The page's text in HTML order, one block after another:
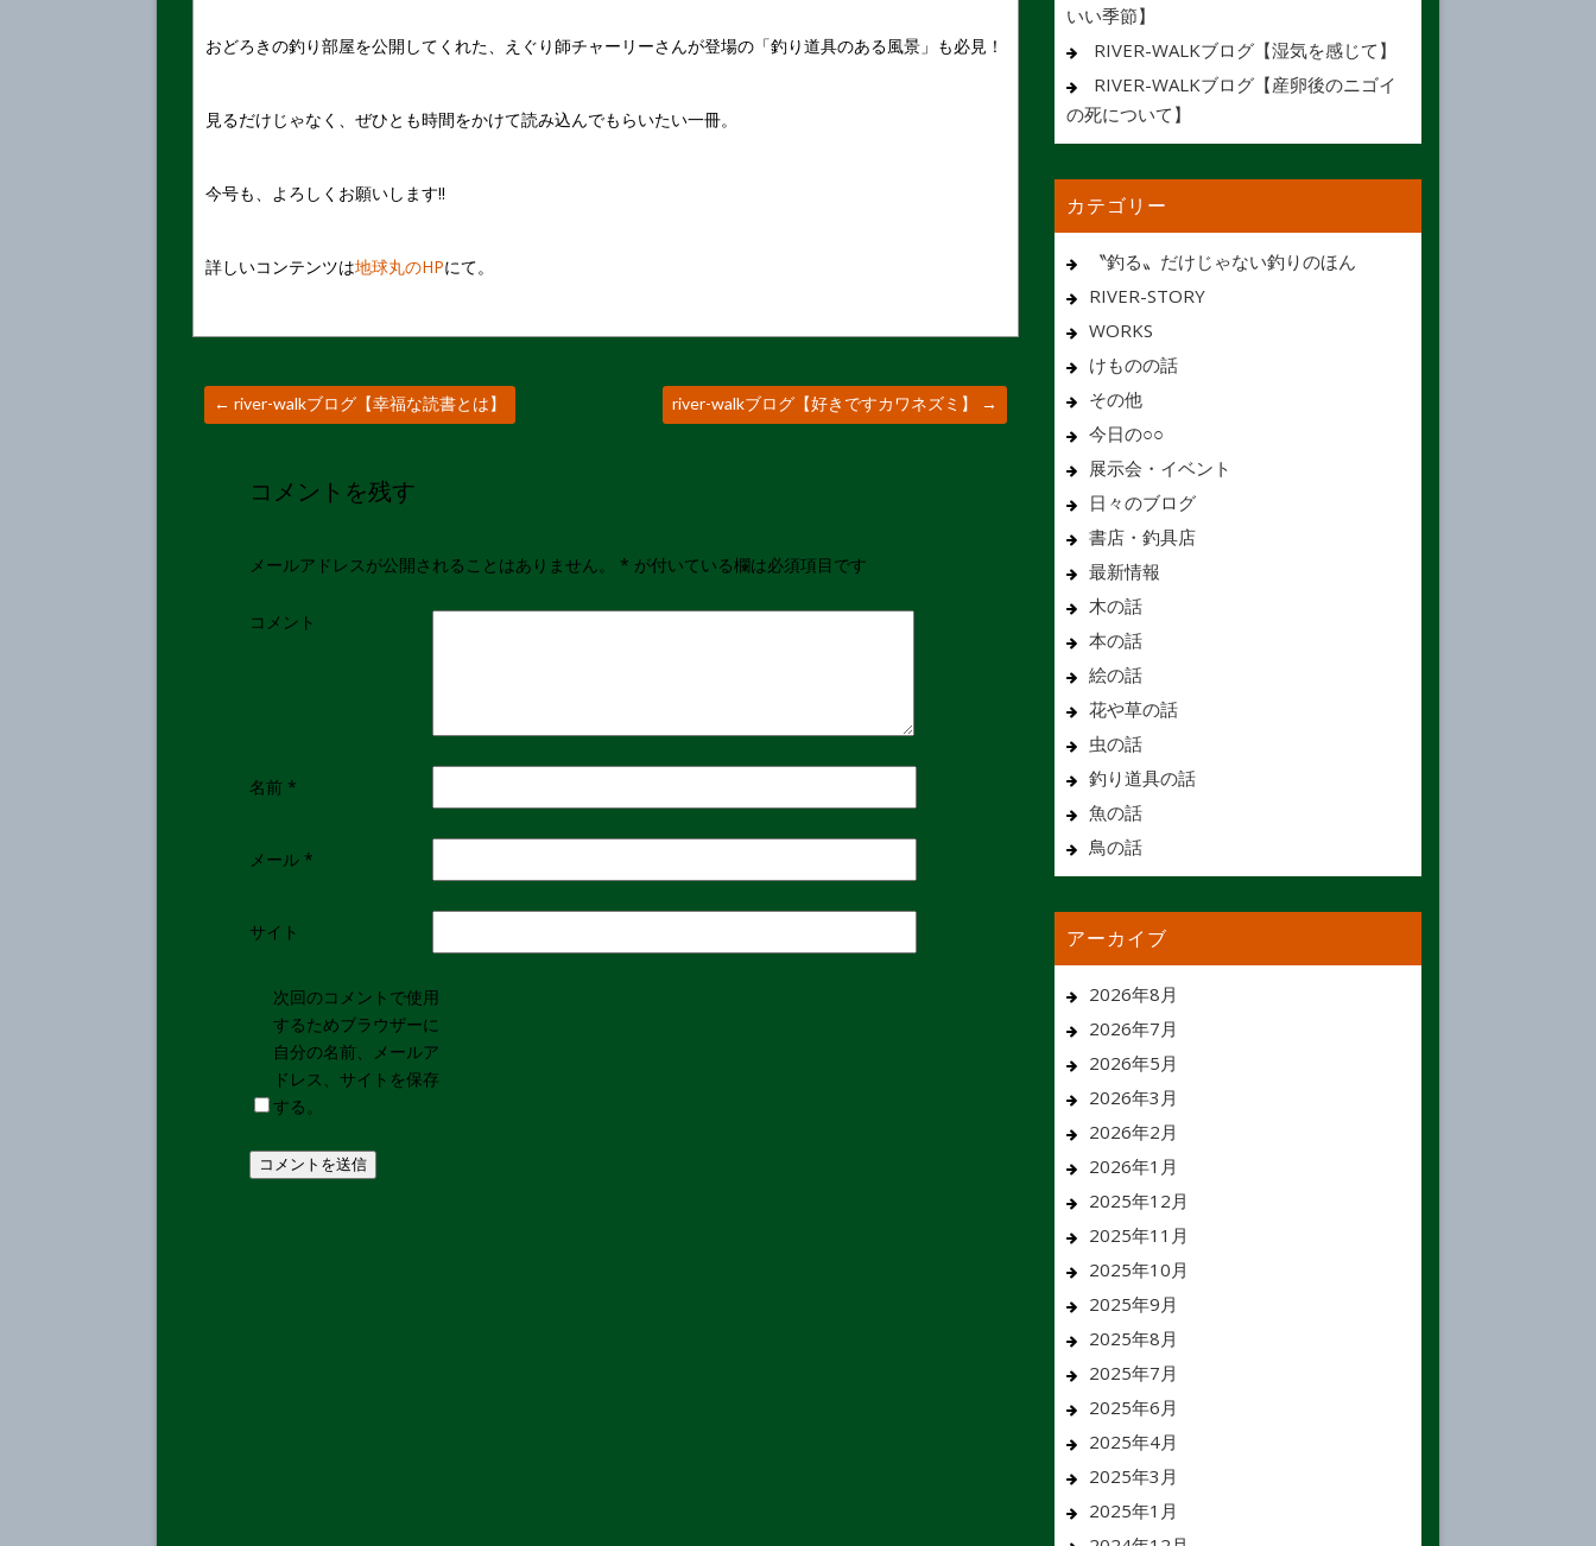
おどろきの釣り部屋を公開してくれた、えぐり師チャーリーさんが登場の「釣り道具のある風景」も必見！
見るだけじゃなく、ぜひとも時間をかけて読み込んでもらいたい一冊。
今号も、よろしくお願いします!!
詳しいコンテンツは地球丸のHPにて。
river-walkブログ【好きですカワネズミ】 →
← river-walkブログ【幸福な読書とは】
コメントを残す
メールアドレスが公開されることはありません。 * が付いている欄は必須項目です
コメント
名前 *
メール *
サイト
次回のコメントで使用
するためブラウザーに
自分の名前、メールア
ドレス、サイトを保存
する。
いい季節】
RIVER-WALKブログ【湿気を感じて】
RIVER-WALKブログ【産卵後のニゴイ
の死について】
カテゴリー
〝釣る〟だけじゃない釣りのほん
RIVER-STORY
WORKS
けものの話
その他
今日の○○
展示会・イベント
日々のブログ
書店・釣具店
最新情報
木の話
本の話
絵の話
花や草の話
虫の話
釣り道具の話
魚の話
鳥の話
アーカイブ
2026年8月
2026年7月
2026年5月
2026年3月
2026年2月
2026年1月
2025年12月
2025年11月
2025年10月
2025年9月
2025年8月
2025年7月
2025年6月
2025年4月
2025年3月
2025年1月